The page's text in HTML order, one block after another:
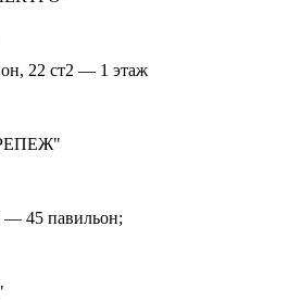
22 ст2 — 1 этаж
— 45 павильон;